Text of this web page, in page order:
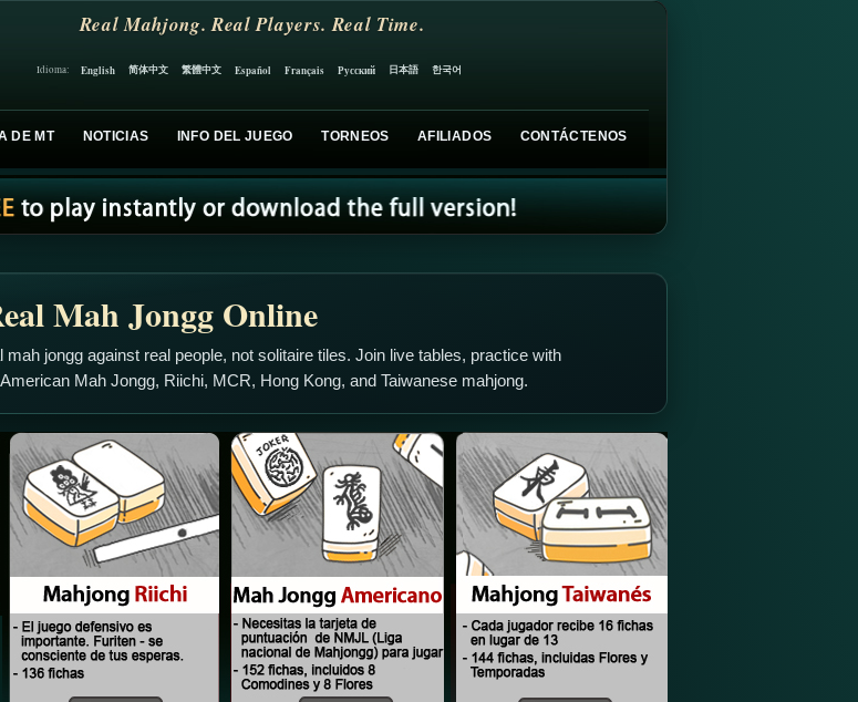
Real Mahjong. Real Players. Real Time.
Idioma: English 简体中文 繁體中文 Español Français Русский 日本語 한국어
DE MT NOTICIAS INFO DEL JUEGO TORNEOS AFILIADOS CONTÁCTENOS
Mah Jongg Online
jongg against real people, not solitaire tiles. Join live tables, practice with
Mah Jongg, Riichi, MCR, Hong Kong, and Taiwanese mahjong.